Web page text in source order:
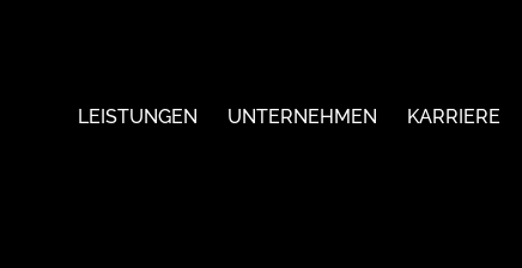
LEISTUNGEN UNTERNEHMEN KARRIERE